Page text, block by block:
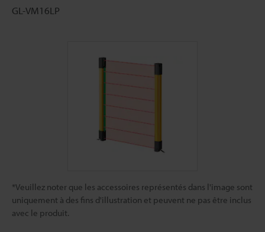
GL-VM16LP
*Veuillez noter que les accessoires représentés dans l'image sont
uniquement à des fins d'illustration et peuvent ne pas être inclus
avec le produit.